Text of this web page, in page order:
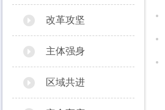
改革攻坚
主体强身
区域共进